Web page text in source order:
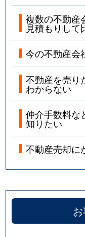
複数の不動産
見積もりして
今の不動産会
不動産を売り
わからない
仲介手数料な
知りたい
不動産売却に